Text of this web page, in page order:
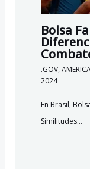
Bolsa
.GOV,
2024
En Brasil,
Similitudes…